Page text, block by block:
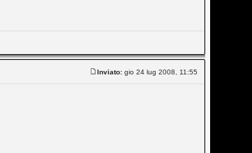
Inviato: gio 24 lug 2008, 11:55